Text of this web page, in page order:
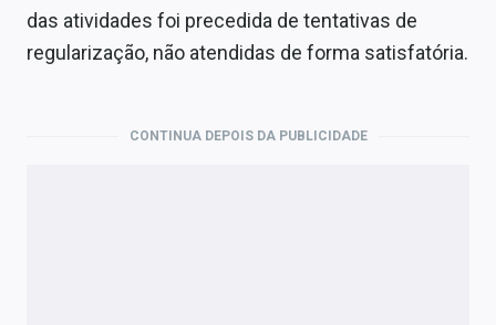
das atividades foi precedida de tentativas de
regularização, não atendidas de forma satisfatória.
CONTINUA DEPOIS DA PUBLICIDADE